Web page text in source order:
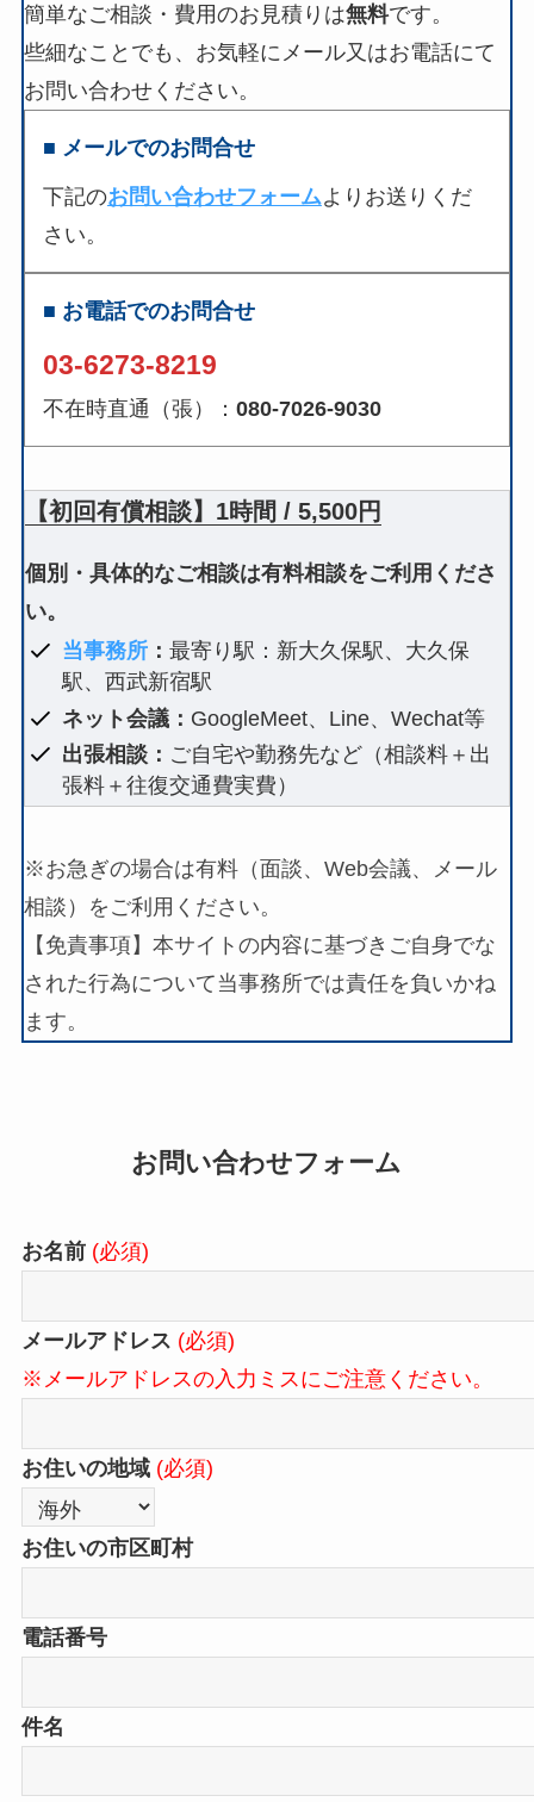
簡単なご相談・費用のお見積りは無料です。
些細なことでも、お気軽にメール又はお電話にて
お問い合わせください。
■ メールでのお問合せ
下記のお問い合わせフォームよりお送りくだ
さい。
■ お電話でのお問合せ
03-6273-8219
不在時直通（張）： 080-7026-9030
【初回有償相談】1時間 / 5,500円
個別・具体的なご相談は有料相談をご利用くださ
い。
当事務所 ：最寄り駅：新大久保駅、大久保
駅、西武新宿駅
ネット会議： GoogleMeet、Line、Wechat等
出張相談： ご自宅や勤務先など（相談料＋出
張料＋往復交通費実費）
※お急ぎの場合は有料（面談、Web会議、メール
相談）をご利用ください。
【免責事項】本サイトの内容に基づきご自身でな
された行為について当事務所では責任を負いかね
ます。
お問い合わせフォーム
お名前 (必須)
メールアドレス (必須)
※メールアドレスの入力ミスにご注意ください。
お住いの地域 (必須)
お住いの市区町村
電話番号
件名